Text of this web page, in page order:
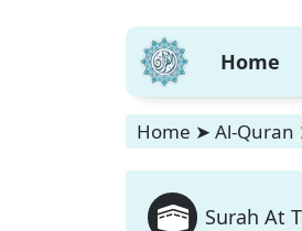
Home
Home ➤ Al-Quran
Surah At